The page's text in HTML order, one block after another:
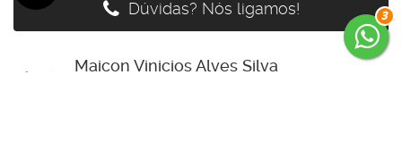
3
Dúvidas? Nós ligamos!
Maicon Vinicios Alves Silva